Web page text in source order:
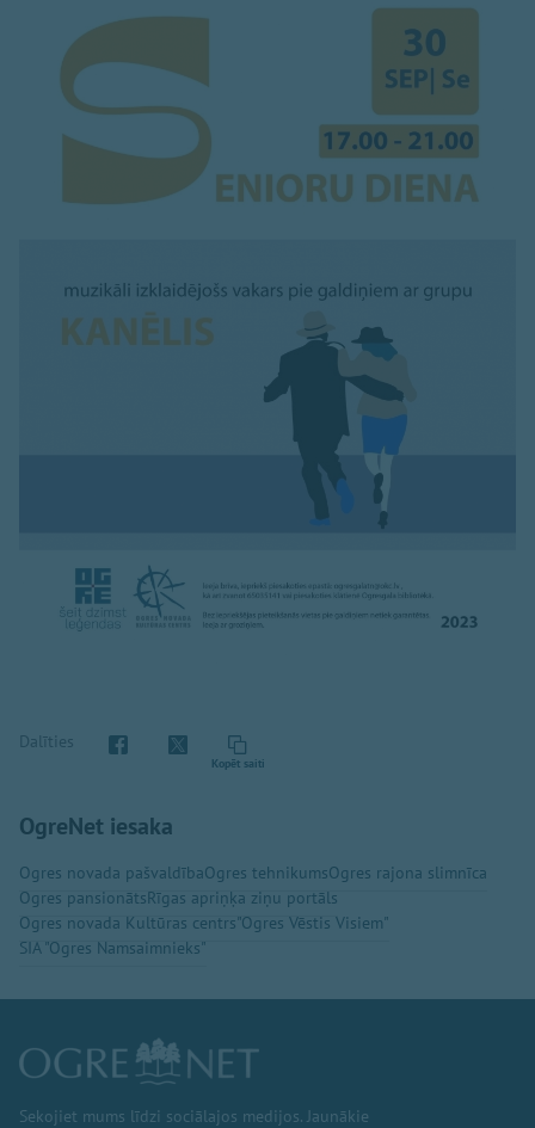
Dalīties
Kopēt saiti
OgreNet iesaka
Ogres novada pašvaldībaOgres tehnikumsOgres rajona slimnīca
Ogres pansionātsRīgas apriņķa ziņu portāls
Ogres novada Kultūras centrs"Ogres Vēstis Visiem"
SIA "Ogres Namsaimnieks"
Sekojiet mums līdzi sociālajos medijos. Jaunākie